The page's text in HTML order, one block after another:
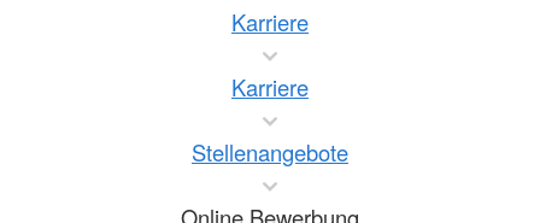
Karriere
Karriere
Stellenangebote